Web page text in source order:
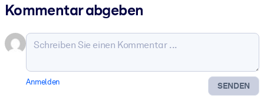
Kommentar abgeben
SENDEN
Anmelden